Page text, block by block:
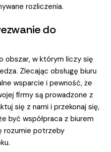
rozliczenia.
do
obszar, w którym liczy się
Zlecając obsługę biuru
wsparcie i pewność, że
firmy są prowadzone z
się z nami i przekonaj się,
być współpraca z biurem
rozumie potrzeby